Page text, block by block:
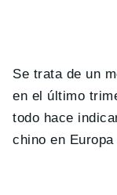
Se trata de un
en el último
todo hace
chino en Europa